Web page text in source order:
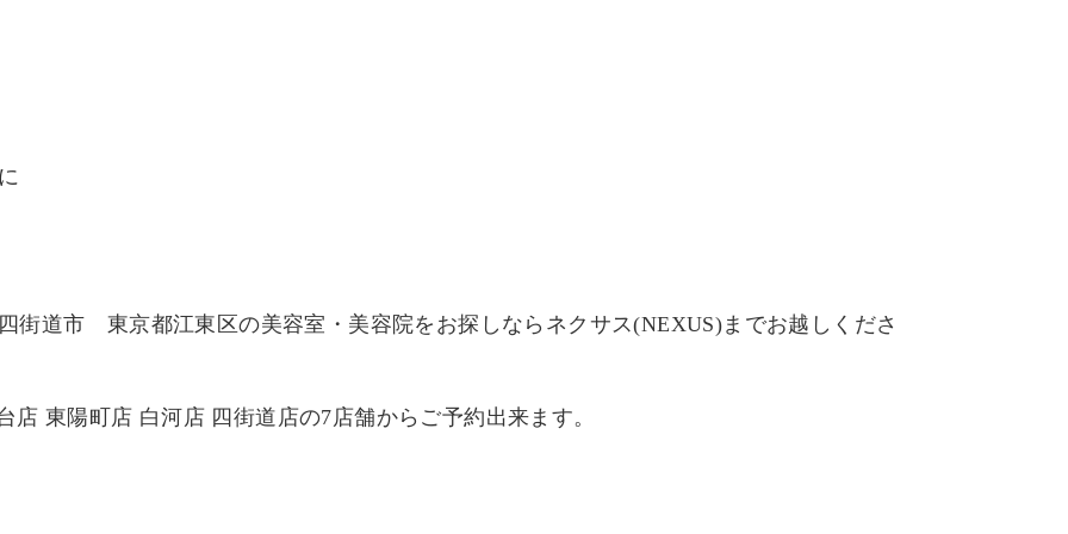
街道市 東京都江東区の美容室・美容院をお探しならネクサス(NEXUS)までお越しくださ
店 東陽町店 白河店 四街道店の7店舗からご予約出来ます。